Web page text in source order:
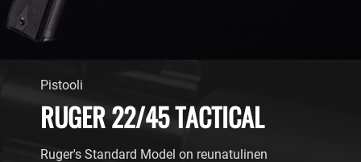
Pistooli
RUGER 22/45 TACTICAL
Ruger's Standard Model on reunatulinen